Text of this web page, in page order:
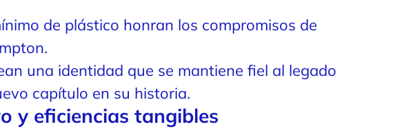
de plástico honran los compromisos de
una identidad que se mantiene fiel al legado
capítulo en su historia.
y eficiencias tangibles